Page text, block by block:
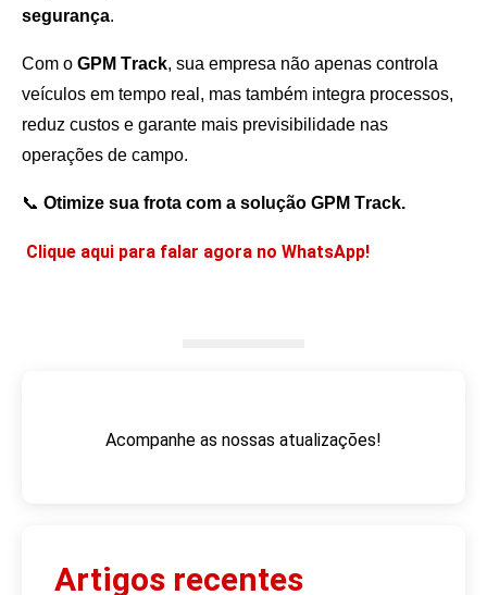
segurança.
Com o GPM Track, sua empresa não apenas controla
veículos em tempo real, mas também integra processos,
reduz custos e garante mais previsibilidade nas
operações de campo.
📞 Otimize sua frota com a solução GPM Track.
Clique aqui para falar agora no WhatsApp!
Acompanhe as nossas atualizações!
Artigos recentes